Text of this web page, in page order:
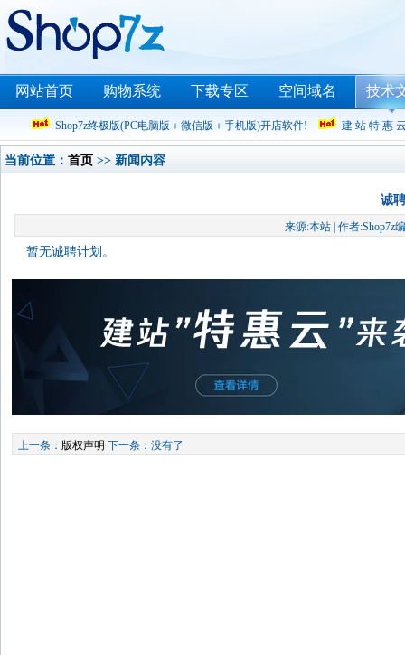
网站首页 购物系统 下载专区 空间域名 技术
Shop7z终极版(PC电脑版＋微信版＋手机版)开店软件! 建 站 特 惠
当前位置： 首页 >> 新闻内容
诚
来源:本站 | 作者:Shop7z
暂无诚聘计划。
上一条： 版权声明 下一条：没有了